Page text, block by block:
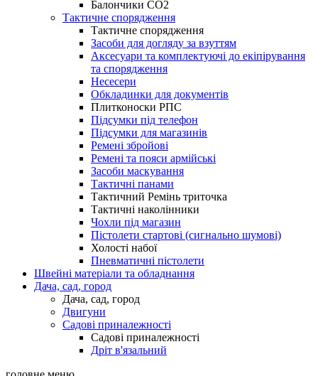
Балончики CO2
Тактичне спорядження
Тактичне спорядження
Засоби для догляду за взуттям
Аксесуари та комплектуючі до екіпірування
та спорядження
Несесери
Обкладинки для документів
Плитконоски РПС
Підсумки під телефон
Підсумки для магазинів
Ремені збройові
Ремені та пояси армійські
Засоби маскування
Тактичні панами
Тактичний Ремінь триточка
Тактичні наколінники
Чохли під магазин
Пістолети стартові (сигнально шумові)
Холості набої
Пневматичні пістолети
Швейні матеріали та обладнання
Дача, сад, город
Дача, сад, город
Двигуни
Садові приналежності
Садові приналежності
Дріт в'язальний